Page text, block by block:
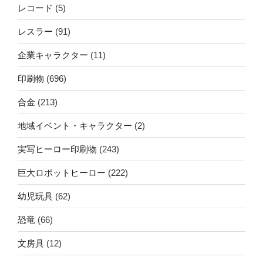
レコード (5)
レスラー (91)
企業キャラクター (11)
印刷物 (696)
合金 (213)
地域イベント・キャラクター (2)
実写ヒーロー印刷物 (243)
巨大ロボットヒーロー (222)
幼児玩具 (62)
恐竜 (66)
文房具 (12)